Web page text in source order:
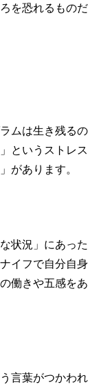
を恐れるものだ
ムは生き残るの
というストレス
があります。
状況」にあった
イフで自分自身
働きや五感をあ
言葉がつかわれ